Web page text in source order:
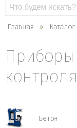
каталогу
Главная Каталог
контроля
Бетон